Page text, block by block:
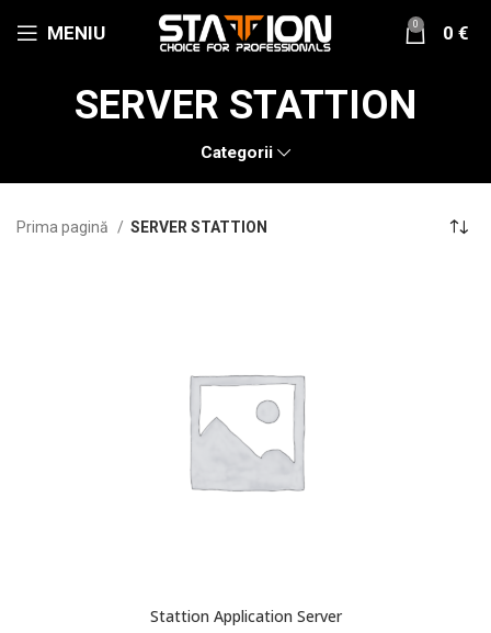
MENIU 0 0 €
SERVER STATTION
Categorii
Prima pagină SERVER STATTION
Stattion Application Server